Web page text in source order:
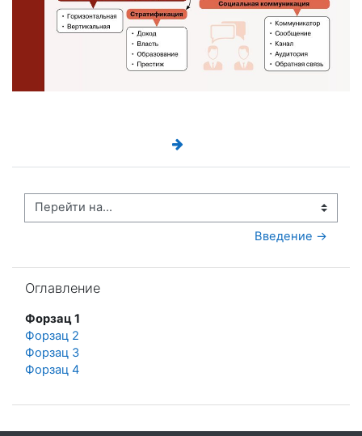
Перейти на...
Введение →
Оглавление
Форзац 1
Форзац 2
Форзац 3
Форзац 4